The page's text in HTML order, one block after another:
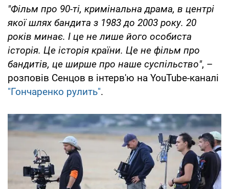
"Фільм про 90-ті, кримінальна драма, в центрі
якої шлях бандита з 1983 до 2003 року. 20
років минає. І це не лише його особиста
історія. Це історія країни. Це не фільм про
бандитів, це ширше про наше суспільство", –
розповів Сенцов в інтерв'ю на YouTube-каналі
"Гончаренко рулить".